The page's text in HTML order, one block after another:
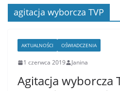
agitacja wyborcza TVP
AKTUALNOŚCI OŚWIADCZENIA
1 czerwca 2019 Janina
Agitacja wyborcza